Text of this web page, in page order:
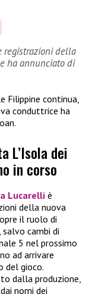
registrazioni della
ha annunciato di
Filippine continua,
conduttrice ha
L’Isola dei
in corso
Lucarelli è
della nuova
il ruolo di
cambi di
5 nel prossimo
ad arrivare
del gioco.
dalla produzione,
nomi dei